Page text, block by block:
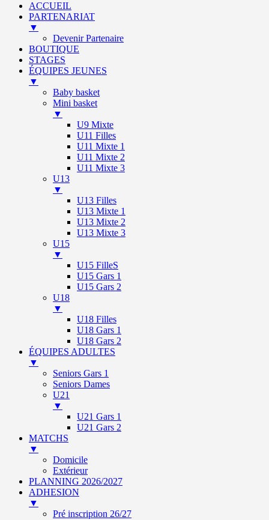
ACCUEIL
PARTENARIAT
▼
Devenir Partenaire
BOUTIQUE
STAGES
ÉQUIPES JEUNES
▼
Baby basket
Mini basket
▼
U9 Mixte
U11 Filles
U11 Mixte 1
U11 Mixte 2
U11 Mixte 3
U13
▼
U13 Filles
U13 Mixte 1
U13 Mixte 2
U13 Mixte 3
U15
▼
U15 FilleS
U15 Gars 1
U15 Gars 2
U18
▼
U18 Filles
U18 Gars 1
U18 Gars 2
ÉQUIPES ADULTES
▼
Seniors Gars 1
Seniors Dames
U21
▼
U21 Gars 1
U21 Gars 2
MATCHS
▼
Domicile
Extérieur
PLANNING 2026/2027
ADHESION
▼
Pré inscription 26/27